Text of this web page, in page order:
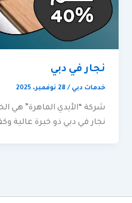
نجار في دبي
خدمات دبي / 28 نوفمبر، 2025
شركة “الأيدي الماهرة” هي
نجار في دبي ذو خبرة عالية